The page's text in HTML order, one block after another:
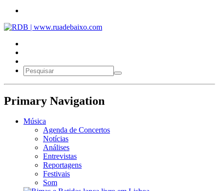
Primary Navigation
Música
Agenda de Concertos
Notícias
Análises
Entrevistas
Reportagens
Festivais
Som